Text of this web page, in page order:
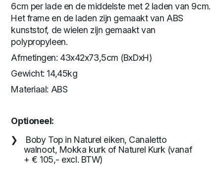
6cm per lade en de middelste met 2 laden van 9cm.
Het frame en de laden zijn gemaakt van ABS
kunststof, de wielen zijn gemaakt van
polypropyleen.
Afmetingen: 43x42x73,5cm (BxDxH)
Gewicht: 14,45kg
Materiaal: ABS
Optioneel:
Boby Top in Naturel eiken, Canaletto
walnoot, Mokka kurk of Naturel Kurk (vanaf
+ € 105,- excl. BTW)